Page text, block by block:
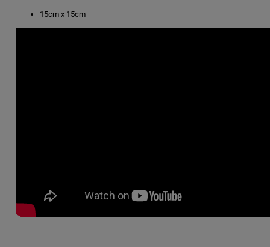
15cm x 15cm